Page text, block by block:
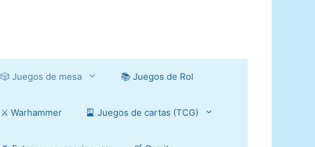
🎲 Juegos de mesa 📚 Juegos de Rol
⚔️ Warhammer 🎴 Juegos de cartas (TCG)